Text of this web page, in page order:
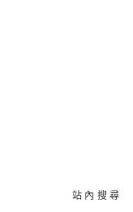
站內搜尋